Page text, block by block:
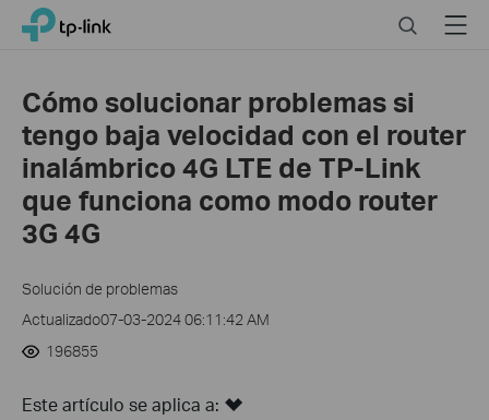
Click
navigation
bar
TP-Link, Reliably Smart SearchMenu
Cómo solucionar problemas si
tengo baja velocidad con el router
inalámbrico 4G LTE de TP-Link
que funciona como modo router
3G 4G
Solución de problemas
Actualizado07-03-2024 06:11:42 AM
196855
Este artículo se aplica a: